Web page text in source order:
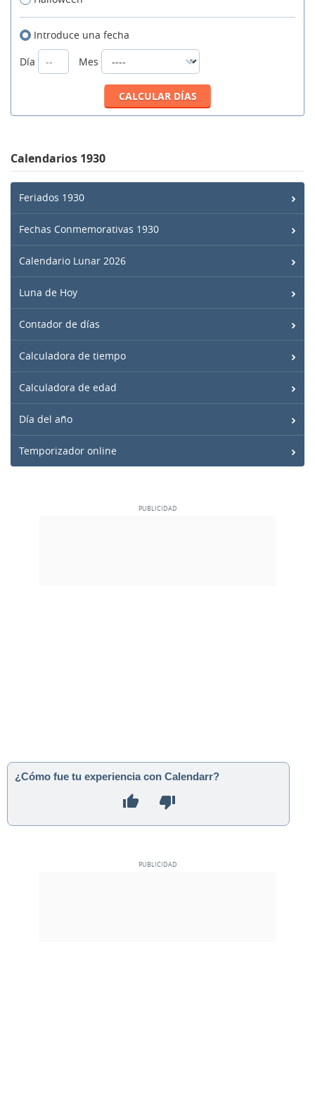
Introduce una fecha
Día
Mes
Calendarios 1930
Feriados 1930
Fechas Conmemorativas 1930
Calendario Lunar 2026
Luna de Hoy
Contador de días
Calculadora de tiempo
Calculadora de edad
Día del año
Temporizador online
¿Cómo fue tu experiencia con Calendarr?